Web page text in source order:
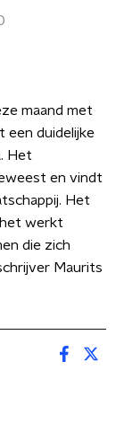
maand met
een duidelijke
Het
en vindt
Het
werkt
die zich
Maurits